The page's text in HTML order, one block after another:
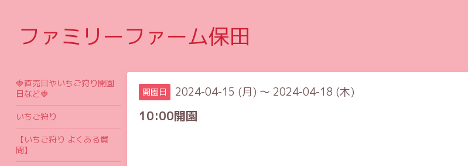
ファミリーファーム保田
開園日 2024-04-15 (月) ～ 2024-04-18 (木)
10:00開園
🍓直売日やいちご狩り開園
日など🍓
いちご狩り
【いちご狩り よくある質
問】